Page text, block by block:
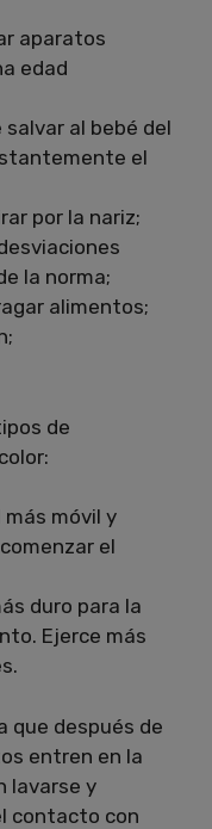
aparatos
edad
al bebé del
el
por la nariz;
la norma;
alimentos;
de
móvil y
el
duro para la
Ejerce más
que después de
entren en la
lavarse y
contacto con